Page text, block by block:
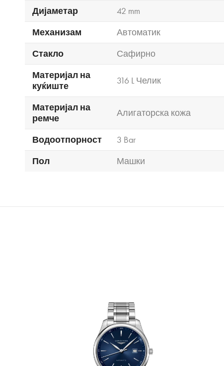
Дијаметар
42 mm
Механизам
Автоматик
Стакло
Сафирно
Материјал на
куќиште
316 L Челик
Материјал на
ремче
Алигаторска кожа
Водоотпорност
3 Bar
Пол
Машки